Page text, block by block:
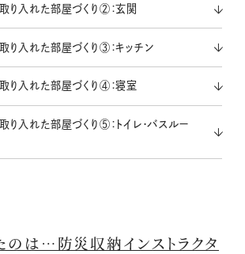
取り入れた部屋づくり②：玄関
取り入れた部屋づくり③：キッチン
取り入れた部屋づくり④：寝室
取り入れた部屋づくり⑤：トイレ・バスルー
のは…防災収納インストラクタ